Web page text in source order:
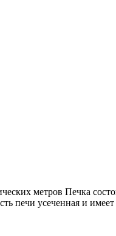
метров Печка
печи усеченная и